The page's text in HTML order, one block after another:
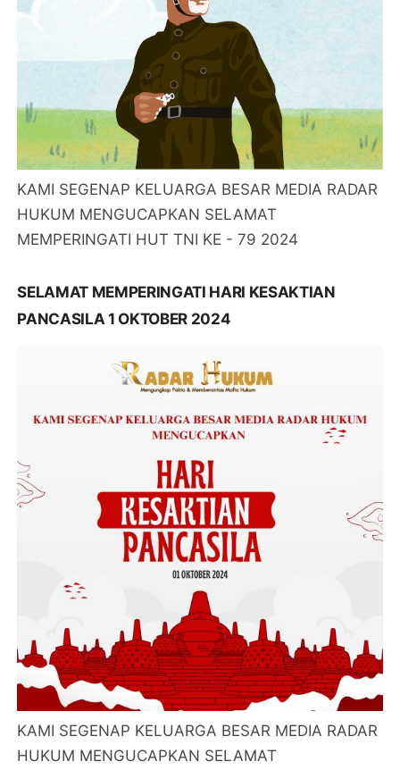
KAMI SEGENAP KELUARGA BESAR MEDIA RADAR
HUKUM MENGUCAPKAN SELAMAT
MEMPERINGATI HUT TNI KE - 79 2024
SELAMAT MEMPERINGATI HARI KESAKTIAN
PANCASILA 1 OKTOBER 2024
KAMI SEGENAP KELUARGA BESAR MEDIA RADAR
HUKUM MENGUCAPKAN SELAMAT